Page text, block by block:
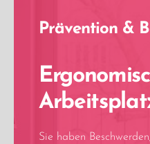
Prävention &
Sie haben